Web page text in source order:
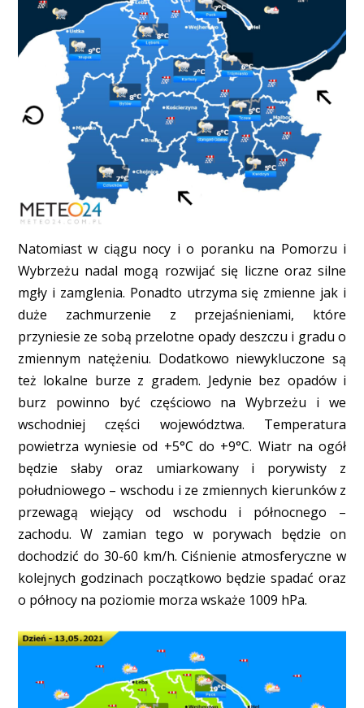
Natomiast w ciągu nocy i o poranku na Pomorzu i
Wybrzeżu nadal mogą rozwijać się liczne oraz silne
mgły i zamglenia. Ponadto utrzyma się zmienne jak i
duże zachmurzenie z przejaśnieniami, które
przyniesie ze sobą przelotne opady deszczu i gradu o
zmiennym natężeniu. Dodatkowo niewykluczone są
też lokalne burze z gradem. Jedynie bez opadów i
burz powinno być częściowo na Wybrzeżu i we
wschodniej części województwa. Temperatura
powietrza wyniesie od +5°C do +9°C. Wiatr na ogół
będzie słaby oraz umiarkowany i porywisty z
południowego – wschodu i ze zmiennych kierunków z
przewagą wiejący od wschodu i północnego –
zachodu. W zamian tego w porywach będzie on
dochodzić do 30-60 km/h. Ciśnienie atmosferyczne w
kolejnych godzinach początkowo będzie spadać oraz
o północy na poziomie morza wskaże 1009 hPa.